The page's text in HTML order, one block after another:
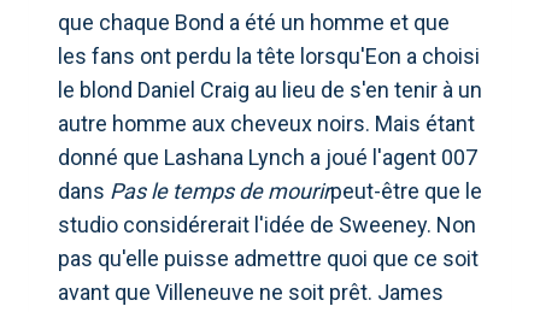
que chaque Bond a été un homme et que
les fans ont perdu la tête lorsqu'Eon a choisi
le blond Daniel Craig au lieu de s'en tenir à un
autre homme aux cheveux noirs. Mais étant
donné que Lashana Lynch a joué l'agent 007
dans Pas le temps de mourirpeut-être que le
studio considérerait l'idée de Sweeney. Non
pas qu'elle puisse admettre quoi que ce soit
avant que Villeneuve ne soit prêt. James